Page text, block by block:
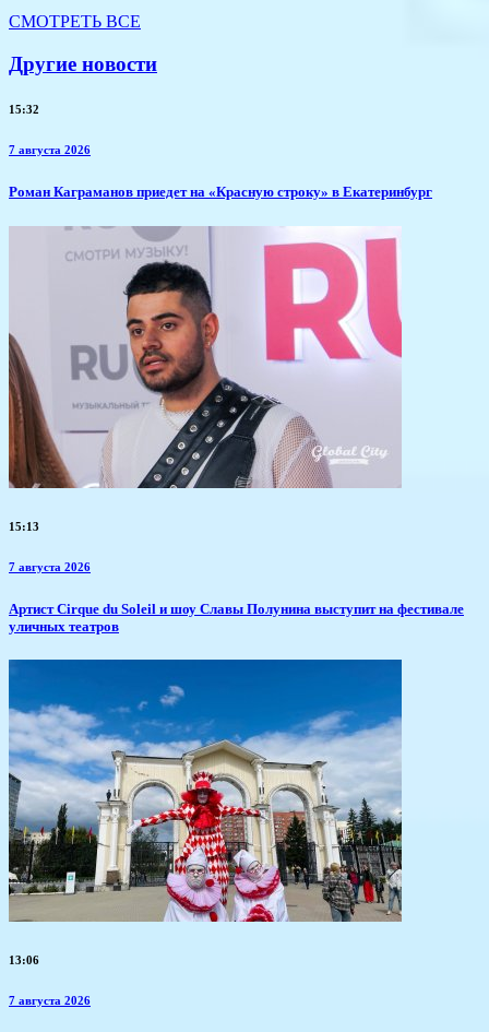
СМОТРЕТЬ ВСЕ
Другие новости
15:32
7 августа 2026
​Роман Каграманов приедет на «Красную строку» в Екатеринбург
15:13
7 августа 2026
Артист Cirque du Soleil и шоу Славы Полунина выступит на фестивале
уличных театров
13:06
7 августа 2026